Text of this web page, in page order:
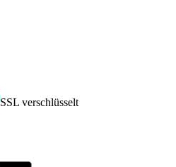
SSL verschlüsselt